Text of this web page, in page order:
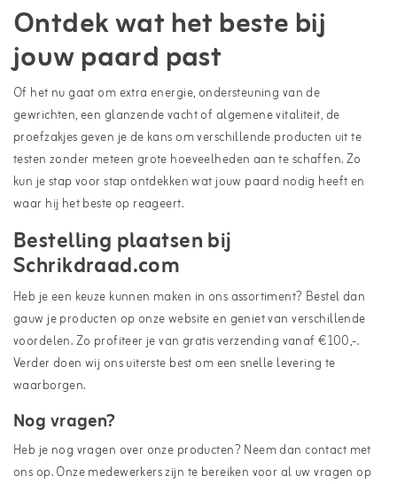
Ontdek wat het beste bij
jouw paard past
Of het nu gaat om extra energie, ondersteuning van de
gewrichten, een glanzende vacht of algemene vitaliteit, de
proefzakjes geven je de kans om verschillende producten uit te
testen zonder meteen grote hoeveelheden aan te schaffen. Zo
kun je stap voor stap ontdekken wat jouw paard nodig heeft en
waar hij het beste op reageert.
Bestelling plaatsen bij
Schrikdraad.com
Heb je een keuze kunnen maken in ons assortiment? Bestel dan
gauw je producten op onze website en geniet van verschillende
voordelen. Zo profiteer je van gratis verzending vanaf €100,-.
Verder doen wij ons uiterste best om een snelle levering te
waarborgen.
Nog vragen?
Heb je nog vragen over onze producten? Neem dan contact met
ons op. Onze medewerkers zijn te bereiken voor al uw vragen op